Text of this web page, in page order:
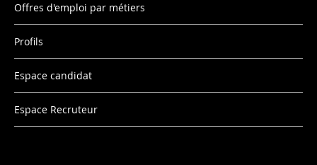
Offres d'emploi par métiers
Profils
Espace candidat
Espace Recruteur